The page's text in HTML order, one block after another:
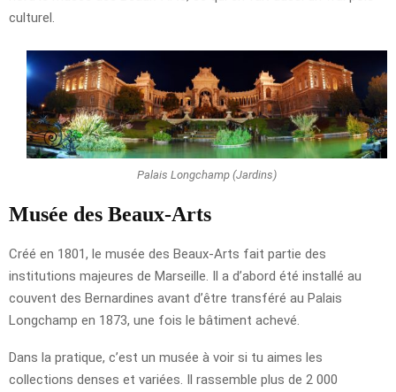
culturel.
Palais Longchamp (Jardins)
Musée des Beaux-Arts
Créé en 1801, le musée des Beaux-Arts fait partie des
institutions majeures de Marseille. Il a d’abord été installé au
couvent des Bernardines avant d’être transféré au Palais
Longchamp en 1873, une fois le bâtiment achevé.
Dans la pratique, c’est un musée à voir si tu aimes les
collections denses et variées. Il rassemble plus de 2 000